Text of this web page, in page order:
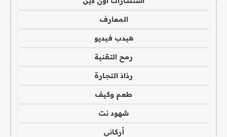
المعارف
هيدب فيديو
رمح التقنية
رذاذ التجارة
طعم وكيف
شهود نت
أركاني